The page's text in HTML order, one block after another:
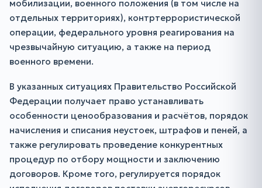
мобилизации, военного положения (в том числе на
отдельных территориях), контртеррористической
операции, федерального уровня реагирования на
чрезвычайную ситуацию, а также на период
военного времени.
В указанных ситуациях Правительство Российской
Федерации получает право устанавливать
особенности ценообразования и расчётов, порядок
начисления и списания неустоек, штрафов и пеней, а
также регулировать проведение конкурентных
процедур по отбору мощности и заключению
договоров. Кроме того, регулируется порядок